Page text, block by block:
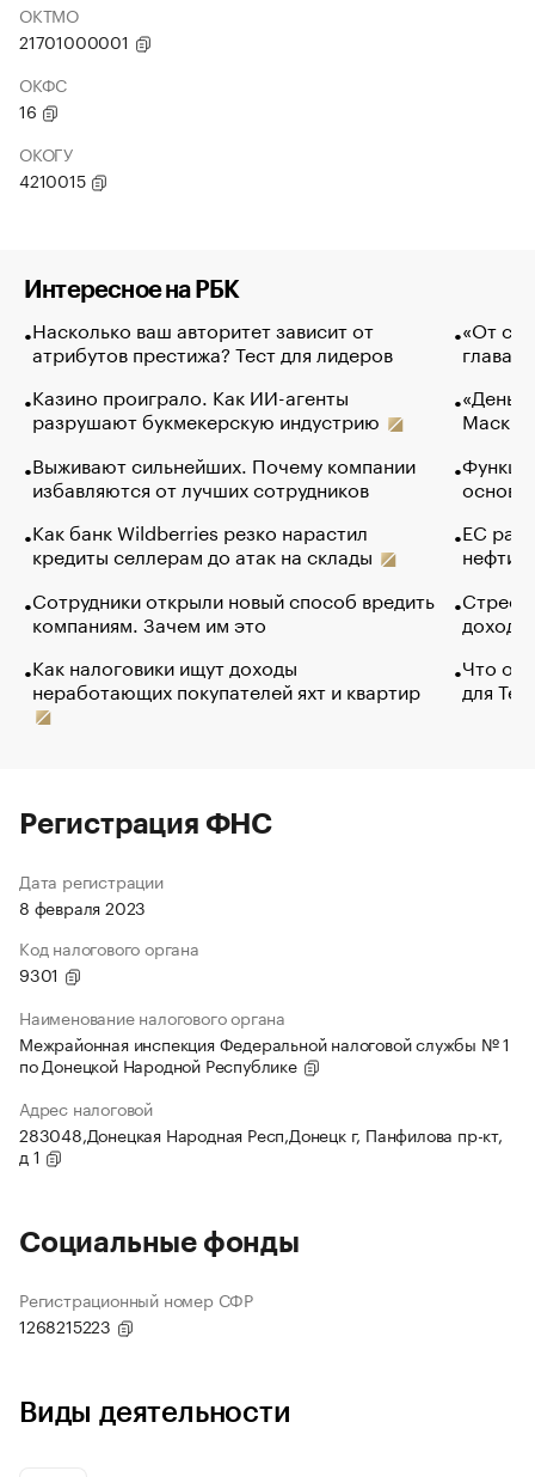
ОКТМО
21701000001
ОКФС
16
ОКОГУ
4210015
Интересное на РБК
Насколько ваш авторитет зависит от
атрибутов престижа? Тест для лидеров
Казино проиграло. Как ИИ-агенты
разрушают букмекерскую индустрию
Выживают сильнейших. Почему компании
избавляются от лучших сотрудников
Как банк Wildberries резко нарастил
кредиты селлерам до атак на склады
Сотрудники открыли новый способ вредить
компаниям. Зачем им это
Как налоговики ищут доходы
неработающих покупателей яхт и квартир
«От
глава
Маск в
основ
ЕС
нефти
Что
для
Регистрация ФНС
Дата регистрации
8 февраля 2023
Код налогового органа
9301
Наименование налогового органа
Межрайонная инспекция Федеральной налоговой службы № 1
по Донецкой Народной Республике
Адрес налоговой
283048,Донецкая Народная Респ,Донецк г, Панфилова пр-кт,
д 1
Социальные фонды
Регистрационный номер СФР
1268215223
Виды деятельности